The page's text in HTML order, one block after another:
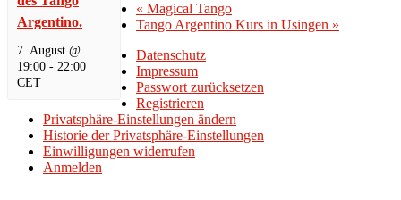
Argentino.
7. August @
19:00- 22:00
CET
« Magical Tango
Tango Argentino Kurs in Usingen »
Datenschutz
Impressum
Passwort zurücksetzen
Registrieren
Privatsphäre-Einstellungen ändern
Historie der Privatsphäre-Einstellungen
Einwilligungen widerrufen
Anmelden